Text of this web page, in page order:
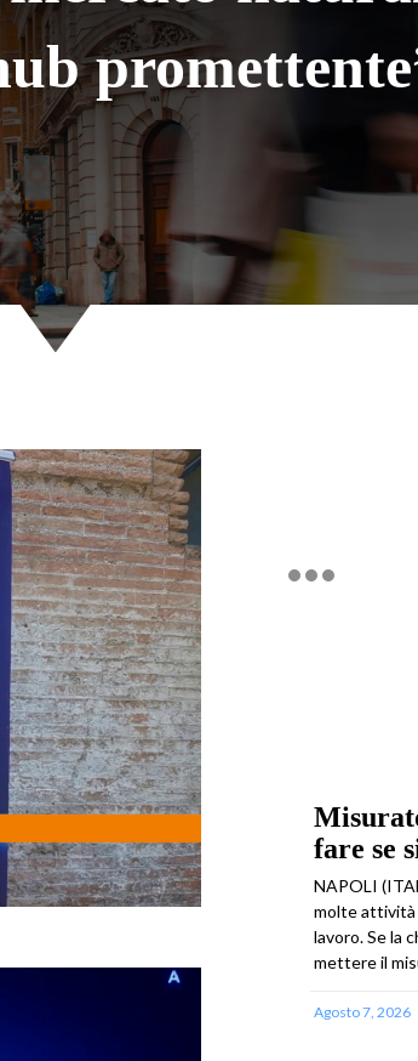
fare se
NAPOLI
molte attività
lavoro. Se la
mettere il
Agosto 7, 2026